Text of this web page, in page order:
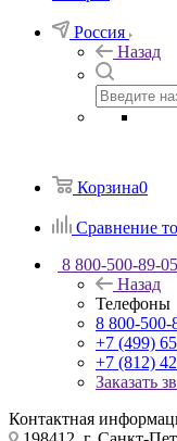
Россия
Назад
Корзина0
Сравнение
8 800-500-89-05
Назад
Телефоны
8 800-500-
+7 (499)
+7 (812)
Заказать
Контактная